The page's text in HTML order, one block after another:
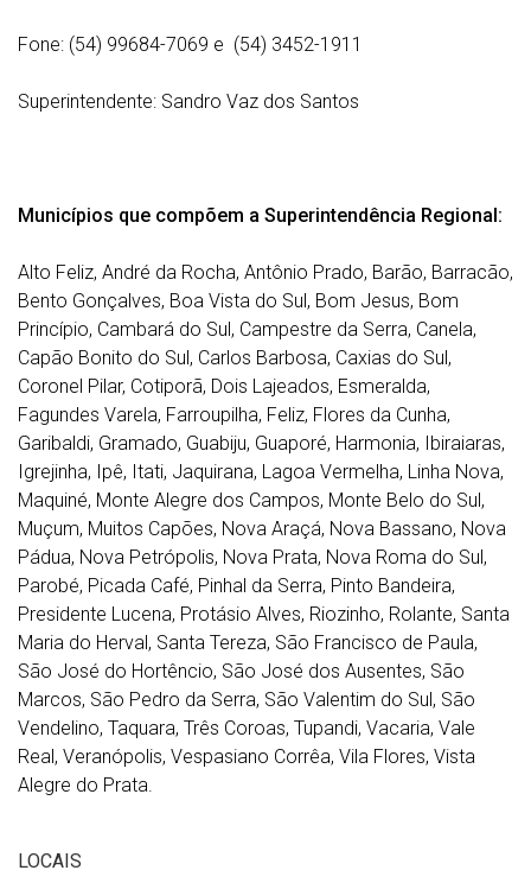
Fone: (54) 99684-7069 e (54) 3452-1911
Superintendente: Sandro Vaz dos Santos
Municípios que compõem a Superintendência Regional:
Alto Feliz, André da Rocha, Antônio Prado, Barão, Barracão,
Bento Gonçalves, Boa Vista do Sul, Bom Jesus, Bom
Princípio, Cambará do Sul, Campestre da Serra, Canela,
Capão Bonito do Sul, Carlos Barbosa, Caxias do Sul,
Coronel Pilar, Cotiporã, Dois Lajeados, Esmeralda,
Fagundes Varela, Farroupilha, Feliz, Flores da Cunha,
Garibaldi, Gramado, Guabiju, Guaporé, Harmonia, Ibiraiaras,
Igrejinha, Ipê, Itati, Jaquirana, Lagoa Vermelha, Linha Nova,
Maquiné, Monte Alegre dos Campos, Monte Belo do Sul,
Muçum, Muitos Capões, Nova Araçá, Nova Bassano, Nova
Pádua, Nova Petrópolis, Nova Prata, Nova Roma do Sul,
Parobé, Picada Café, Pinhal da Serra, Pinto Bandeira,
Presidente Lucena, Protásio Alves, Riozinho, Rolante, Santa
Maria do Herval, Santa Tereza, São Francisco de Paula,
São José do Hortêncio, São José dos Ausentes, São
Marcos, São Pedro da Serra, São Valentim do Sul, São
Vendelino, Taquara, Três Coroas, Tupandi, Vacaria, Vale
Real, Veranópolis, Vespasiano Corrêa, Vila Flores, Vista
Alegre do Prata.
LOCAIS